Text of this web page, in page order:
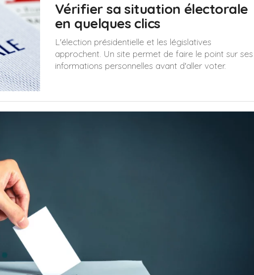
Vérifier sa situation électorale
en quelques clics
L'élection présidentielle et les législatives
approchent. Un site permet de faire le point sur ses
informations personnelles avant d'aller voter.